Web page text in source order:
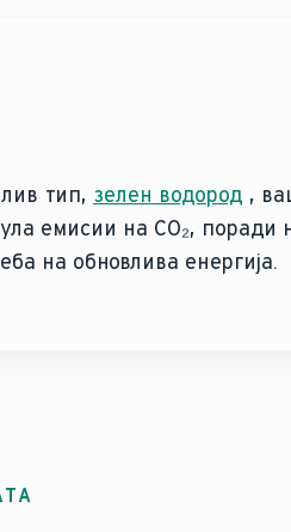
тип, зелен водород ,
емисии на CO₂, поради
на обновлива енергија.